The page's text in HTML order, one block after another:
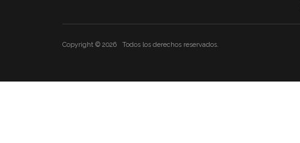
Copyright © 2026 Todos los derechos reservados.